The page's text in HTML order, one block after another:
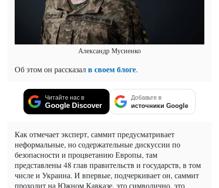
Александр Мусиенко
Об этом он рассказалв своем блоге.
Читайте нас в
Google Discover
Добавьте в
источники Google
Как отмечает эксперт, саммит предусматривает
неформальные, но содержательные дискуссии по
безопасности и процветанию Европы, там
представлены 48 глав правительств и государств, в том
числе и Украина. И впервые, подчеркивает он, саммит
проходит на Южном Кавказе, это символично, это